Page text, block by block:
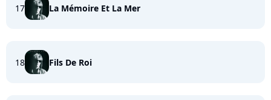
17 La Mémoire Et La Mer
18 Fils De Roi